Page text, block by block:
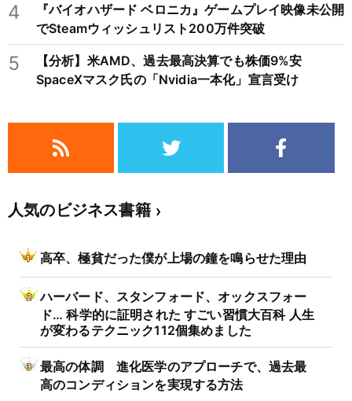
4
『バイオハザード ベロニカ』ゲームプレイ映像未公開
でSteamウィッシュリスト200万件突破
5
【分析】米AMD、過去最高決算でも株価9%安
SpaceXマスク氏の「Nvidia一本化」宣言受け
人気のビジネス書籍
高卒、極貧だった僕が上場の鐘を鳴らせた理由
ハーバード、スタンフォード、オックスフォー
ド… 科学的に証明された すごい習慣大百科 人生
が変わるテクニック112個集めました
最高の体調 進化医学のアプローチで、過去最
高のコンディションを実現する方法